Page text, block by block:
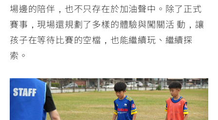
場邊的陪伴，也不只存在於加油聲中。除了正式
賽事，現場還規劃了多樣的體驗與闖關活 動，讓
孩子在等待比賽的空檔，也能繼續玩、繼續探
索。